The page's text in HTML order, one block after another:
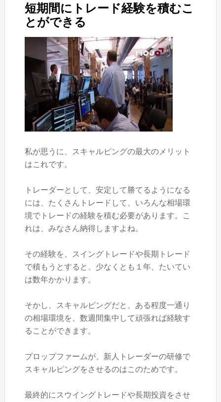
短期間にトレード経験を積むこ
とができる
私が思うに、スキャルピングの最大のメリット
はこれです。
トレーダーとして、安定して勝てるようになる
には、たくさんトレードして、いろんな相場環
境でトレードの経験を積む必要があります。こ
れは、みなさん納得しますよね。
その経験を、スイングトレードや長期トレード
で積もうとすると、少なくとも１年、たいてい
は数年かかります。
そかし、スキャルピングだと、ある程度一通り
の相場環境を、数週間集中して頑張れば経験す
ることができます。
プロップファームが、新人トレーダーの研修で
スキャルピングをさせるのはこのためです。
最終的にスウイングトレードや長期投資をさせ